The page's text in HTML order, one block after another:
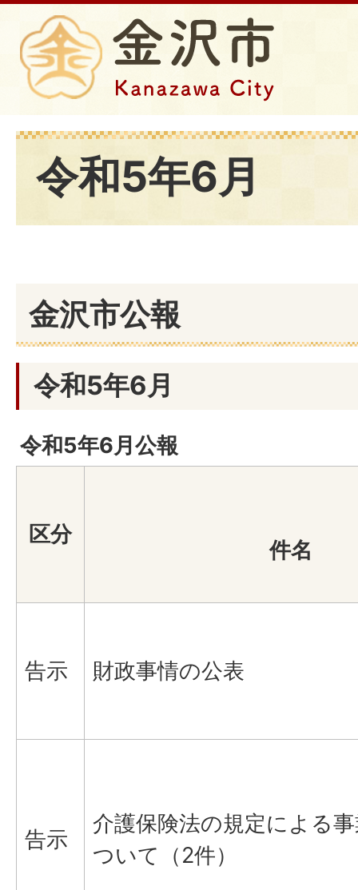
令和5年6月
金沢市公報
令和5年6月
令和5年6月公報
区分
件名
告示 財政事情の公表
告示
介護保険法の規定による
ついて（2件）